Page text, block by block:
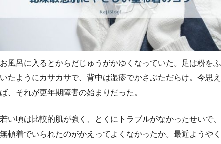
お風呂に入るとからだじゅうがかゆくなっていた。足は粉をふ
いたようにカサカサで、背中は湿疹でかさぶただらけ。今思え
ば、それが更年期障害の始まりだった。
若い頃は比較的肌が強く、とくにトラブルがなかったせいで、
無頓着でいられたのがかえってよくなかったか。最近ようやく